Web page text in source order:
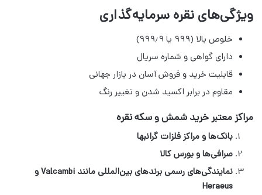
ویژگی‌های نقره سرمایه‌گذاری
خلوص بالا (۹۹۹ یا ۹۹۹٫۹)
دارای گواهی و شماره سریال
قابلیت خرید و فروش آسان در بازار جهانی
مقاوم در برابر اکسید شدن و تغییر رنگ
مراکز معتبر خرید شمش و سکه نقره
بانک‌ها و مراکز فلزات گرانبها
صرافی‌ها و بورس کالا
نمایندگی‌های رسمی برندهای بین‌المللی مانند Valcambi و
Heraeus